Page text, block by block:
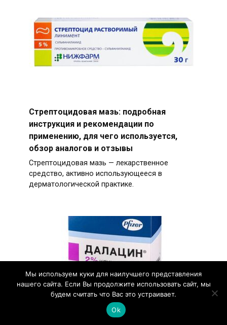
Стрептоцидовая мазь: подробная
инструкция и рекомендации по
применению, для чего используется,
обзор аналогов и отзывы
Стрептоцидовая мазь — лекарственное
средство, активно использующееся в
дерматологической практике.
Мы используем куки для наилучшего представления
нашего сайта. Если Вы продолжите использовать сайт, мы
будем считать что Вас это устраивает.
Ok